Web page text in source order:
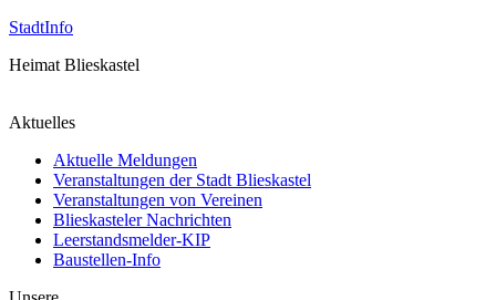
StadtInfo
Heimat Blieskastel
Aktuelles
Aktuelle Meldungen
Veranstaltungen der Stadt Blieskastel
Veranstaltungen von Vereinen
Blieskasteler Nachrichten
Leerstandsmelder-KIP
Baustellen-Info